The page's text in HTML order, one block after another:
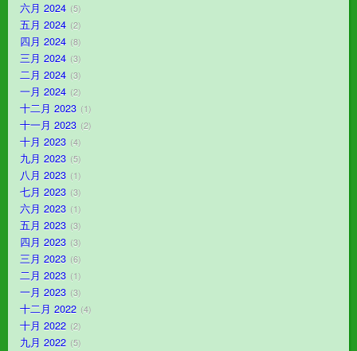
六月 2024 5
五月 2024 2
四月 2024 8
三月 2024 3
二月 2024 3
一月 2024 2
十二月 2023 1
十一月 2023 2
十月 2023 4
九月 2023 5
八月 2023 1
七月 2023 3
六月 2023 1
五月 2023 3
四月 2023 3
三月 2023 6
二月 2023 1
一月 2023 3
十二月 2022 4
十月 2022 2
九月 2022 5